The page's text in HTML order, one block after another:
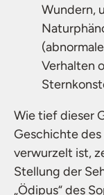
Wundern,
Verhalten
Wie tief dieser
Geschichte des
verwurzelt ist,
Stellung der
„Ödipus“ des